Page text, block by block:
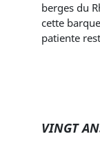
berges du
cette
patiente
VINGT